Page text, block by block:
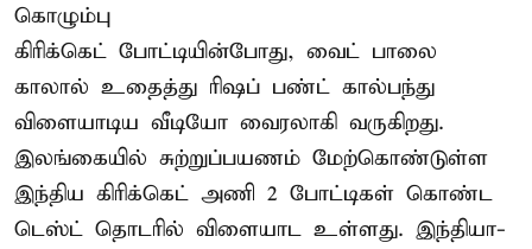
கொழும்பு
கிரிக்கெட் போட்டியின்போது, வைட் பாலை
காலால் உதைத்து ரிஷப் பண்ட் கால்பந்து
விளையாடிய வீடியோ வைரலாகி வருகிறது.
இலங்கையில் சுற்றுப்பயணம் மேற்கொண்டுள்ள
இந்திய கிரிக்கெட் அணி 2 போட்டிகள் கொண்ட
டெஸ்ட் தொடரில் விளையாட உள்ளது. இந்தியா-